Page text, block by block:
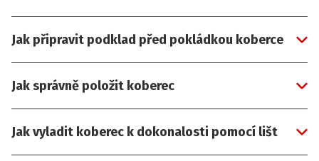
Jak připravit podklad před pokládkou koberce
Jak správně položit koberec
Jak vyladit koberec k dokonalosti pomocí lišt